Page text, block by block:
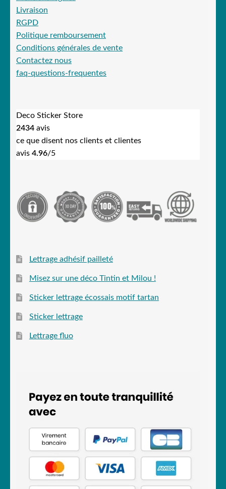
Livraison
RGPD
Politique remboursement
Conditions générales de vente
Contactez nous
faq-questions-frequentes
Deco Sticker Store
2434 avis
ce que disent nos clients et clientes
avis 4.96/5
Lettrage adhésif pailleté
Misez sur une déco Tintin et Milou !
Sticker lettrage écossais motif tartan
Sticker lettrage
Lettrage fluo